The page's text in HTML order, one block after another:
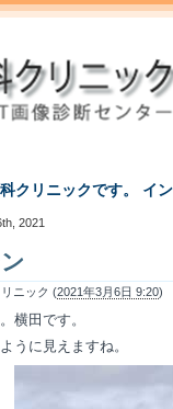
クリニックです。 イ
2021
ニック (2021年3月6日 9:20)
横田です。
うに見えますね。